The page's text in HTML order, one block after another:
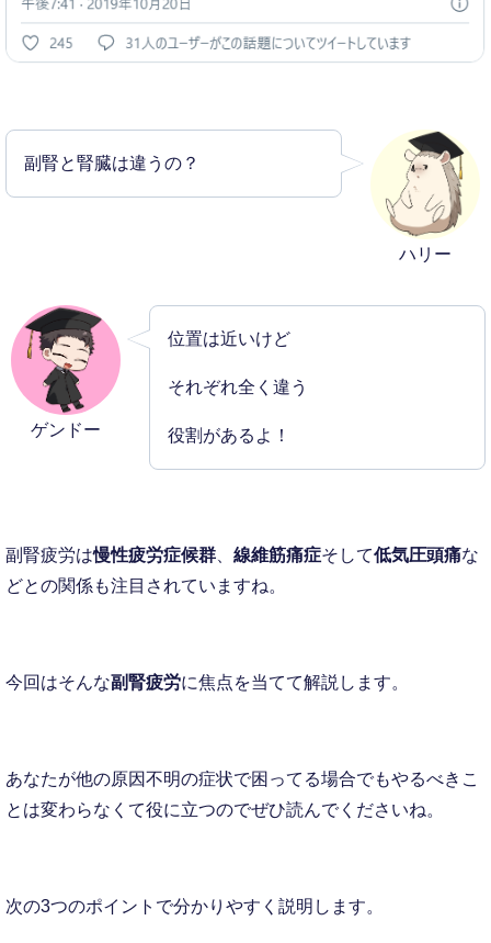
ハリー
副腎と腎臓は違うの？
ゲンドー
位置は近いけど
それぞれ全く違う
役割があるよ！
副腎疲労は慢性疲労症候群 線維筋痛症そして低気圧頭痛な
どとの関係も注目されていますね。
今回はそんな副腎疲労に焦点を当てて解説します。
あなたが他の原因不明の症状で困ってる場合でもやるべきこ
とは変わらなくて役に立つのでぜひ読んでくださいね。
次の3つのポイントで分かりやすく説明します。